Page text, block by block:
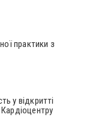
практики з
у відкритті